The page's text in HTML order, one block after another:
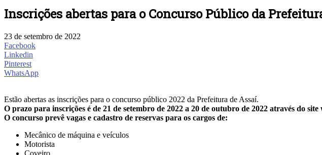
Inscrições abertas para o Concurso Público da
23 de setembro de 2022
Facebook
Linkedin
Pinterest
WhatsApp
Estão abertas as inscrições para o concurso público 2022 da Prefeitura de Assaí.
O prazo para inscrições é de 21 de setembro de 2022 a 20 de outubro de 2022 através do
O concurso prevê vagas e cadastro de reservas para os cargos de:
Mecânico de máquina e veículos
Motorista
Coveiro